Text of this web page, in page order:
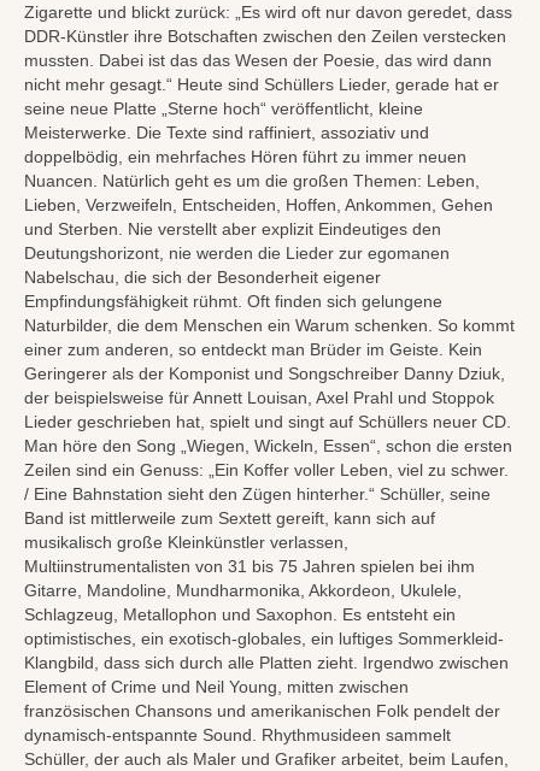
Zigarette und blickt zurück: „Es wird oft nur davon geredet, dass
DDR-Künstler ihre Botschaften zwischen den Zeilen verstecken
mussten. Dabei ist das das Wesen der Poesie, das wird dann
nicht mehr gesagt.“ Heute sind Schüllers Lieder, gerade hat er
seine neue Platte „Sterne hoch“ veröffentlicht, kleine
Meisterwerke. Die Texte sind raffiniert, assoziativ und
doppelbödig, ein mehrfaches Hören führt zu immer neuen
Nuancen. Natürlich geht es um die großen Themen: Leben,
Lieben, Verzweifeln, Entscheiden, Hoffen, Ankommen, Gehen
und Sterben. Nie verstellt aber explizit Eindeutiges den
Deutungshorizont, nie werden die Lieder zur egomanen
Nabelschau, die sich der Besonderheit eigener
Empfindungsfähigkeit rühmt. Oft finden sich gelungene
Naturbilder, die dem Menschen ein Warum schenken. So kommt
einer zum anderen, so entdeckt man Brüder im Geiste. Kein
Geringerer als der Komponist und Songschreiber Danny Dziuk,
der beispielsweise für Annett Louisan, Axel Prahl und Stoppok
Lieder geschrieben hat, spielt und singt auf Schüllers neuer CD.
Man höre den Song „Wiegen, Wickeln, Essen“, schon die ersten
Zeilen sind ein Genuss: „Ein Koffer voller Leben, viel zu schwer.
/ Eine Bahnstation sieht den Zügen hinterher.“ Schüller, seine
Band ist mittlerweile zum Sextett gereift, kann sich auf
musikalisch große Kleinkünstler verlassen,
Multiinstrumentalisten von 31 bis 75 Jahren spielen bei ihm
Gitarre, Mandoline, Mundharmonika, Akkordeon, Ukulele,
Schlagzeug, Metallophon und Saxophon. Es entsteht ein
optimistisches, ein exotisch-globales, ein luftiges Sommerkleid-
Klangbild, dass sich durch alle Platten zieht. Irgendwo zwischen
Element of Crime und Neil Young, mitten zwischen
französischen Chansons und amerikanischen Folk pendelt der
dynamisch-entspannte Sound. Rhythmusideen sammelt
Schüller, der auch als Maler und Grafiker arbeitet, beim Laufen,